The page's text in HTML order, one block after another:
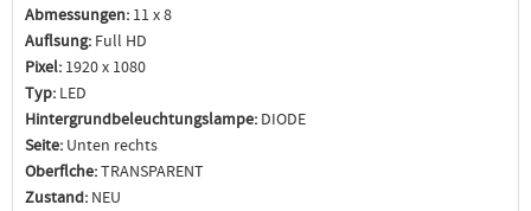
Abmessungen: 11 x 8
Auflsung: Full HD
Pixel: 1920 x 1080
Typ: LED
Hintergrundbeleuchtungslampe: DIODE
Seite: Unten rechts
Oberflche:TRANSPARENT
Zustand: NEU